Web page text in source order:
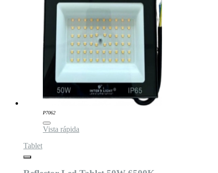
P7062
Vista rápida
Tablet